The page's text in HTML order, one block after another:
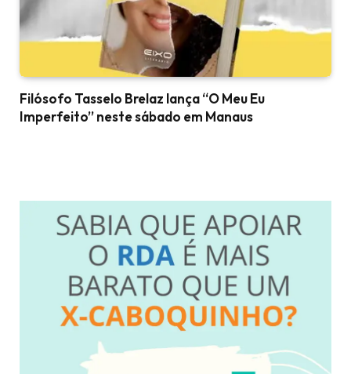
Filósofo Tasselo Brelaz lança “O Meu Eu
Imperfeito” neste sábado em Manaus